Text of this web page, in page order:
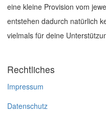
eine kleine Provision vom
entstehen dadurch natürlich
vielmals für deine
Rechtliches
Impressum
Datenschutz